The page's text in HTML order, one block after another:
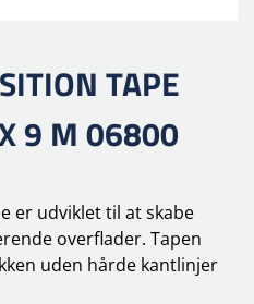
TAPE
9 M 06800
er udviklet til at skabe
overflader. Tapen
uden hårde kantlinjer